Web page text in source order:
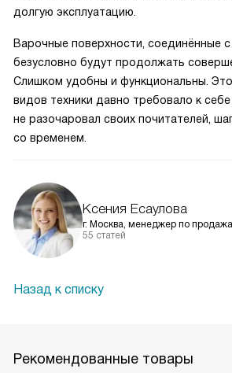
долгую эксплуатацию.
Варочные поверхности, соединённые с
безусловно будут продолжать
Слишком удобны и функциональны.
видов техники давно требовало к
не разочаровал своих почитателей,
со временем.
Ксения Есаулова
г. Москва, менеджер по
55 статей
Назад к списку
Рекомендованные товары